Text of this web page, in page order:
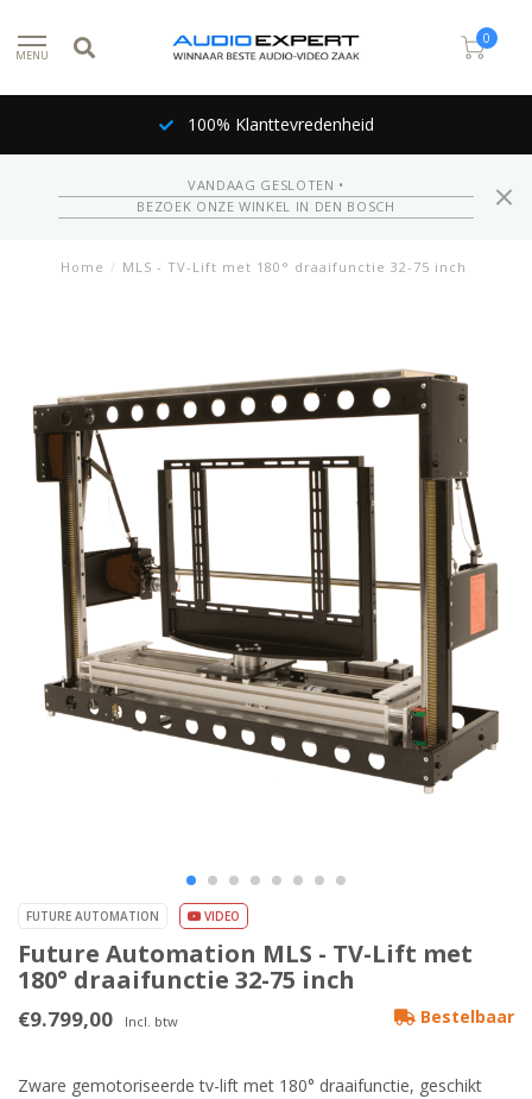
MENU
0
100% Klanttevredenheid
VANDAAG GESLOTEN •
BEZOEK ONZE WINKEL IN DEN BOSCH
Home / MLS - TV-Lift met 180° draaifunctie 32-75 inch
FUTURE AUTOMATION VIDEO
Future Automation MLS - TV-Lift met
180° draaifunctie 32-75 inch
€9.799,00 Incl. btw Bestelbaar
Zware gemotoriseerde tv-lift met 180° draaifunctie, geschikt